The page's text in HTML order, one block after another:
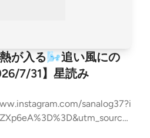
が入る🌬️追い風にの
7/31】星読み
sanalog37?i